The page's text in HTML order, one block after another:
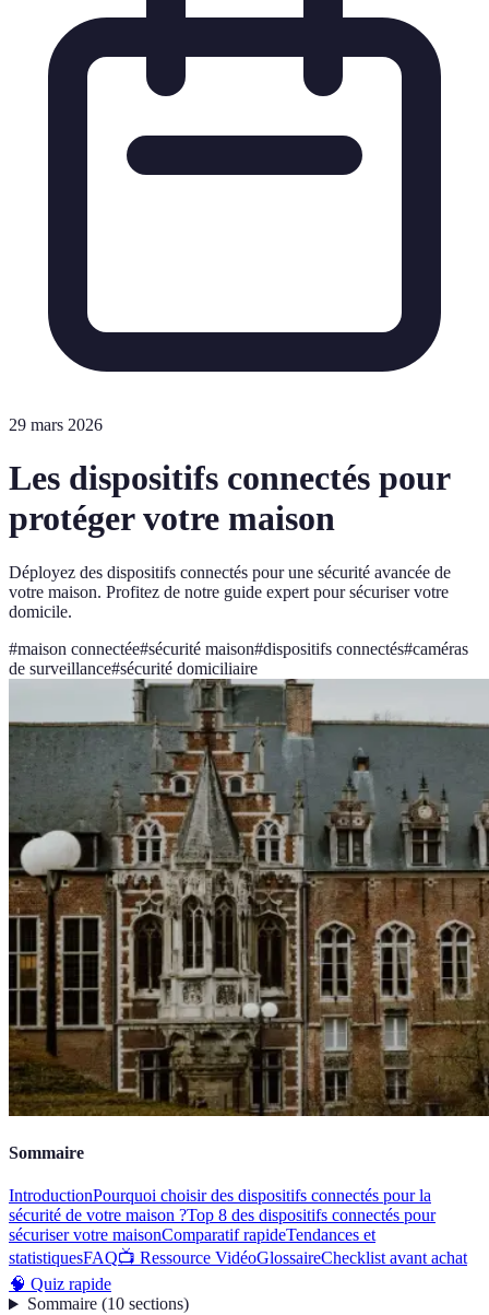
29 mars 2026
Les dispositifs connectés pour
protéger votre maison
Déployez des dispositifs connectés pour une sécurité avancée de
votre maison. Profitez de notre guide expert pour sécuriser votre
domicile.
#maison connectée#sécurité maison#dispositifs connectés#caméras
de surveillance#sécurité domiciliaire
Sommaire
IntroductionPourquoi choisir des dispositifs connectés pour la
sécurité de votre maison ?Top 8 des dispositifs connectés pour
sécuriser votre maisonComparatif rapideTendances et
statistiquesFAQ📺 Ressource VidéoGlossaireChecklist avant achat
🧠 Quiz rapide
Sommaire(10 sections)